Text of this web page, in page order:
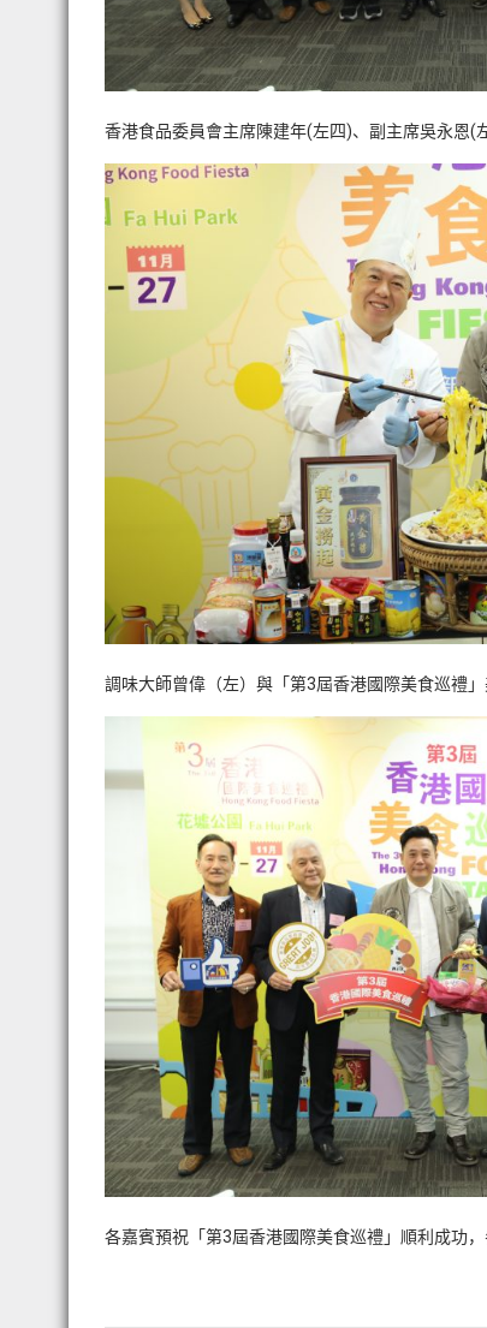
香港食品委員會主席陳建年(左四)、副主席吳永恩(
調味大師曾偉（左）與「第3屆香港國際美食巡禮
各嘉賓預祝「第3屆香港國際美食巡禮」順利成功，